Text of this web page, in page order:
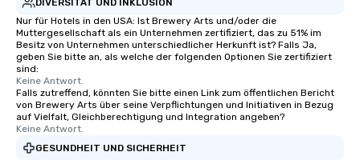
and creativity. With a
customized to your
will walk away
workplace. *** Let's create Magic
Together! *** Contact
more about our
Nur für Hotels in den USA: Ist Brewery Arts und/oder die
Muttergesellschaft als ein Unternehmen zertifiziert, das zu 51% im
Besitz von Unternehmen unterschiedlicher Herkunft ist? Falls Ja,
geben Sie bitte an, als welche der folgenden Optionen Sie zertifiziert
sind:
Keine Antwort.
Falls zutreffend, könnten Sie bitte einen Link zum öffentlichen Bericht
von Brewery Arts über seine Verpflichtungen und Initiativen in Bezug
auf Vielfalt, Gleichberechtigung und Integration angeben?
Keine Antwort.
GESUNDHEIT UND SICHERHEIT